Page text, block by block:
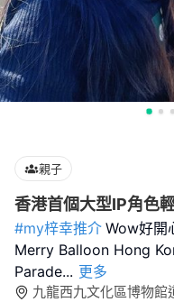
親子
香港首個大型IP角色
#my梓幸推介 Wow好開
Merry Balloon Hong
Parade... 更多
九龍西九文化區博物館